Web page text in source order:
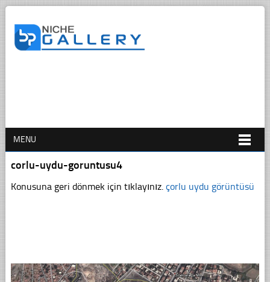
MENU
corlu-uydu-goruntusu4
Konusuna geri dönmek için tıklayınız. çorlu uydu görüntüsü